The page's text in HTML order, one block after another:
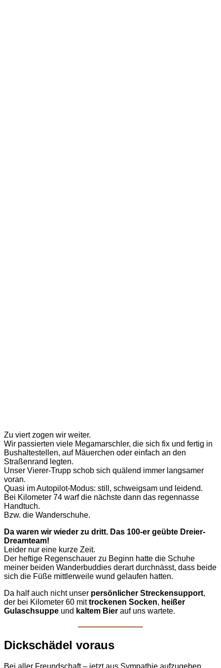
Zu viert zogen wir weiter.
Wir passierten viele Megamarschler, die sich fix und fertig in
Bushaltestellen, auf Mäuerchen oder einfach an den
Straßenrand legten.
Unser Vierer-Trupp schob sich quälend immer langsamer
voran.
Quasi im Autopilot-Modus: still, schweigsam und leidend.
Bei Kilometer 74 warf die nächste dann das regennasse
Handtuch.
Bzw. die Wanderschuhe.
Da waren wir wieder zu dritt. Das 100-er geübte Dreier-
Dreamteam!
Leider nur eine kurze Zeit.
Der heftige Regenschauer zu Beginn hatte die Schuhe
meiner beiden Wanderbuddies derart durchnässt, dass beide
sich die Füße mittlerweile wund gelaufen hatten.
Da half auch nicht unser persönlicher Streckensupport,
der bei Kilometer 60 mittrockenen Socken, heißer
Gulaschsuppe und kaltem Bier auf uns wartete.
Dickschädel voraus
Bei aller Freundschaft – jetzt aus Sympathie aufzugeben,